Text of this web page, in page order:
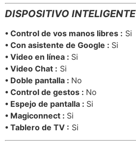
DISPOSITIVO INTELIGENTE
• Control de vos manos libres : Si
• Con asistente de Google : Si
• Video en línea : Si
• Video Chat : Si
• Doble pantalla : No
• Control de gestos : No
• Espejo de pantalla : Si
• Magiconnect : Si
• Tablero de TV : Si